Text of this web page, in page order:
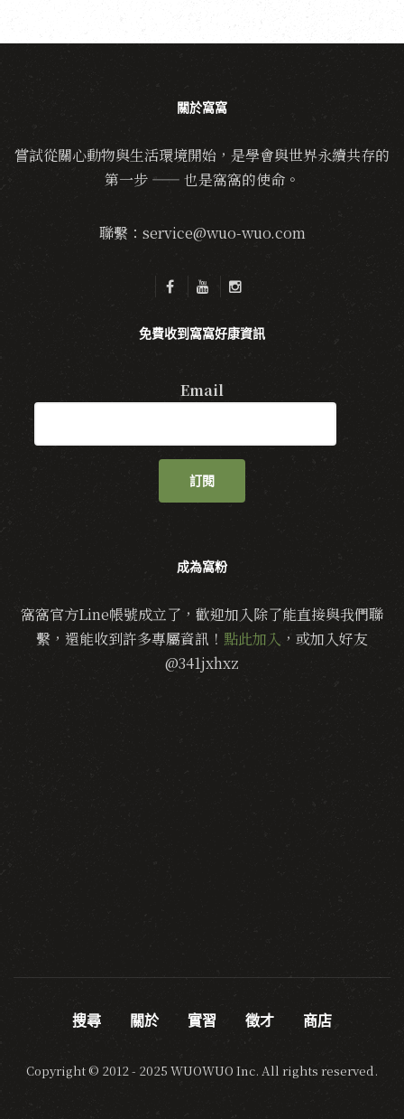
關於窩窩
嘗試從關心動物與生活環境開始，是學會與世界永續共存的
第一步 —— 也是窩窩的使命。
聯繫：service@wuo-wuo.com
免費收到窩窩好康資訊
Email
訂閱
成為窩粉
窩窩官方Line帳號成立了，歡迎加入除了能直接與我們聯
繫，還能收到許多專屬資訊！ 點此加入 ，或加入好友
@341jxhxz
搜尋 關於 實習 徵才 商店
Copyright © 2012 - 2025 WUOWUO Inc. All rights reserved.